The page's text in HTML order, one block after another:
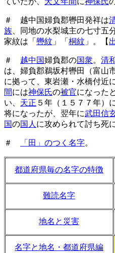
＃ 越中国婦負郡轡田発祥は
族 、同地の水梨城主の七寸五
家紋は「 轡紋 」「 桐紋 」。【
＃ 越中国婦負郡の国衆。 清
は、婦負郡鵜坂村轡田（富山
に拠って、東岩瀬・水橋付近
間には神保氏の被官になった
い、 天正 ５年（１５７７年）
将になったが、翌年に武田信
国の国人 に攻められて討ち死
＃ 「田」のつく名字。
都道府県毎の名字の特徴
難読名字
地名と災害
名字と地名・都道府県編